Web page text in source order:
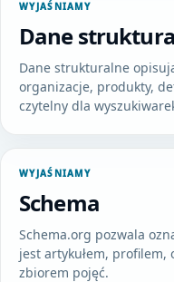
WYJAŚNIAMY
Dane
Dane strukturalne
organizacje, produkty,
czytelny dla
WYJAŚNIAMY
Schema
Schema.org pozwala
jest artykułem,
zbiorem pojęć.